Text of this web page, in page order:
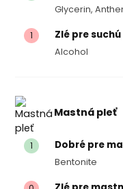
Glycerin,
1 Zlé pre
Alcohol
Mastná pleť
1 Dobré pre
Bentonite